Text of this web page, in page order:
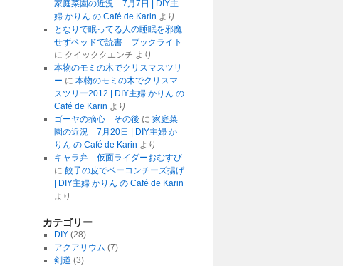
家庭菜園の近況 7月7日 | DIY主
婦 かりん の Café de Karin より
となりで眠ってる人の睡眠を邪魔
せずベッドで読書 ブックライト
に クイッククエンチ より
本物のモミの木でクリスマスツリ
ー に 本物のモミの木でクリスマ
スツリー2012 | DIY主婦 かりん の
Café de Karin より
ゴーヤの摘心 その後 に 家庭菜
園の近況 7月20日 | DIY主婦 か
りん の Café de Karin より
キャラ弁 仮面ライダーおむすび
に 餃子の皮でベーコンチーズ揚げ
| DIY主婦 かりん の Café de Karin
より
カテゴリー
DIY(28)
アクアリウム (7)
剣道 (3)